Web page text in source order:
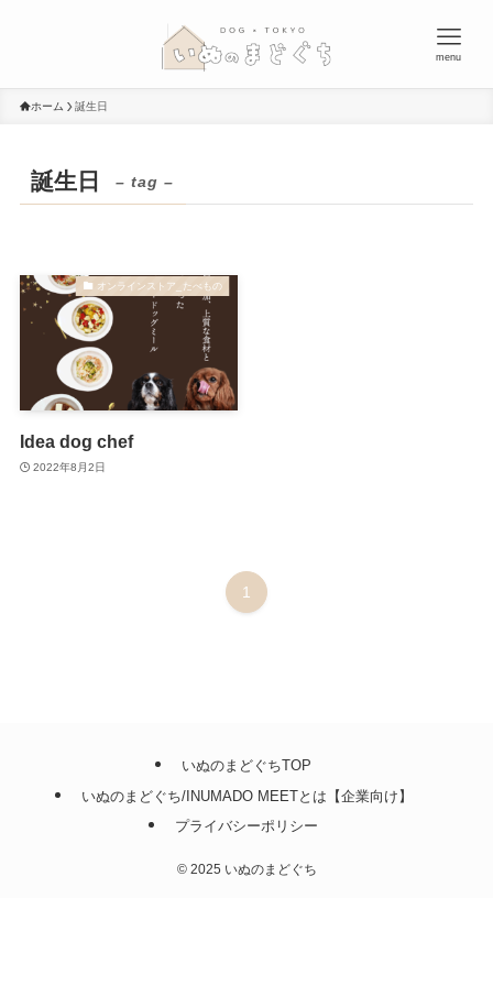
menu
ホーム 誕生日
誕生日 – tag –
オンラインストア_たべもの
Idea dog chef
2022年8月2日
1
いぬのまどぐちTOP
いぬのまどぐち/INUMADO MEETとは【企業向け】
プライバシーポリシー
©2025 いぬのまどぐち